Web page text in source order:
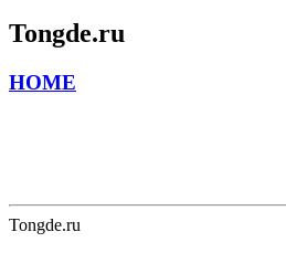
Tongde.ru
HOME
Tongde.ru